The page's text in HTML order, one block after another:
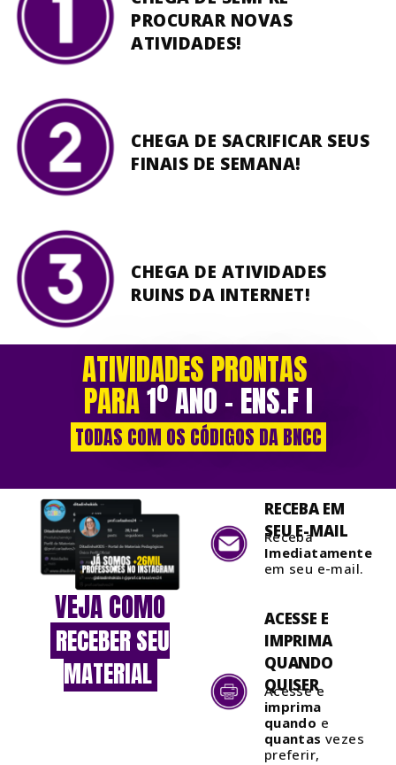
PROCURAR NOVAS
ATIVIDADES!
CHEGA DE SACRIFICAR SEUS
FINAIS DE SEMANA!
CHEGA DE ATIVIDADES
RUINS DA INTERNET!
ATIVIDADES PRONTAS
PARA1º ANO – ENS.F I
TODAS COM OS CÓDIGOS DA BNCC
VEJA COMO
RECEBER SEU
MATERIAL
RECEBA EM
SEUE-MAIL
Receba
Imediatamente
em seu e-mail.
ACESSE E
IMPRIMA
QUANDO
QUISER
Acesse e
imprima
quando e
quantas vezes
preferir,